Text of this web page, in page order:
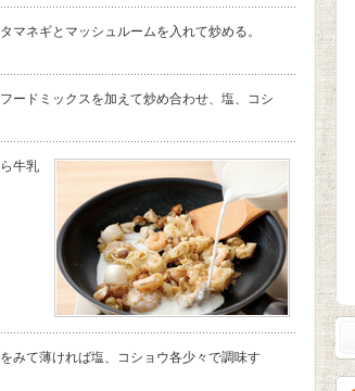
マネギとマッシュルームを入れて炒める。
ードミックスを加えて炒め合わせ、塩、コシ
牛乳
みて薄ければ塩、コショウ各少々で調味す